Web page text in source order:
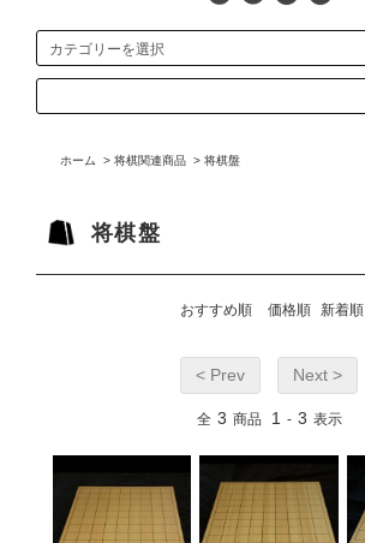
ホーム > 将棋関連商品 > 将棋盤
将棋盤
おすすめ順 価格順 新着順
< Prev Next >
全 3 商品 1 - 3 表示